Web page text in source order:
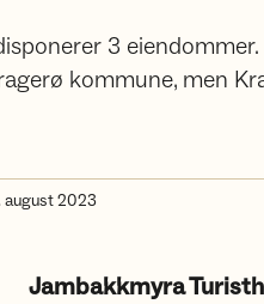
3
kommune, men
2023
Jambakkmyra